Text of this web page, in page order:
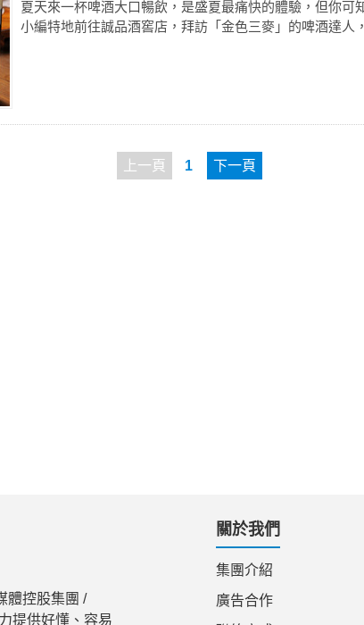
夏天來一杯啤酒大口暢飲，是盛夏最痛快的體驗，但你可
小編特地前往誠品酒窖店，拜訪「金色三麥」的啤酒達人
上一頁 1 下一頁
體控股集團 /
提供好懂、容易
關於我們
集團介紹
廣告合作